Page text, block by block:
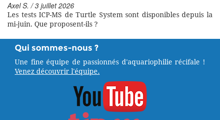
Axel S. / 3 juillet 2026
Les tests ICP-MS de Turtle System sont disponibles depuis la
mi-juin. Que proposent-ils ?
Qui sommes-nous ?
Une fine équipe de passionnés d'aquariophilie récifale !
Venez découvrir l'équipe.